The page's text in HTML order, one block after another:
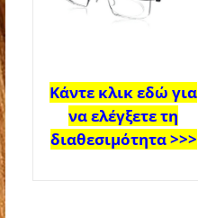
Κάντε κλικ εδώ για
να ελέγξετε τη
διαθεσιμότητα >>>